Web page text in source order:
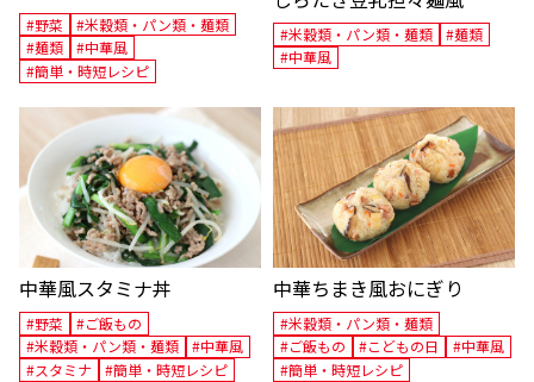
#野菜
#米穀類・パン類・麺類
#麺類
#中華風
#簡単・時短レシピ
#米穀類・パン類・麺類
#麺類
#中華風
中華風スタミナ丼
#野菜
#ご飯もの
#米穀類・パン類・麺類
#中華風
#スタミナ
#簡単・時短レシピ
中華ちまき風おにぎり
#米穀類・パン類・麺類
#ご飯もの
#こどもの日
#中華風
#簡単・時短レシピ